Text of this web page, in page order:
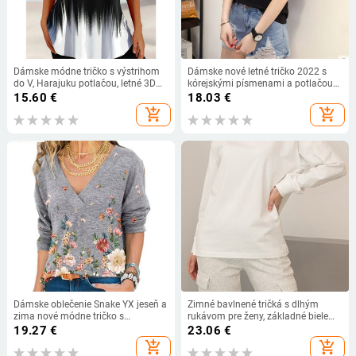
Dámske módne tričko s výstrihom
do V, Harajuku potlačou, letné 3D
tričko s kvetinovým vzorom, voľný
sveter, dámsky ležérny top, veľkosť
5xl
15.60 €
add_shopping_cart
Dámske nové letné tričko 2022 s
kórejskými písmenami a potlačou
Harajuku, duté patchworkové tričko
pre ženy, ležérne biele košele, topy,
veľkosti M-XXL
18.03 €
add_shopping_cart
Dámske oblečenie Snake YX jeseň a
zima nové módne tričko s
kvetinovou potlačou do V, ležérne
voľné tričko s dlhým rukávom a
kvetinovou potlačou, plus veľkosť
19.27 €
add_shopping_cart
Zimné bavlnené tričká s dlhým
rukávom pre ženy, základné biele
topy, nadrozmerné jednofarebné
tričko, jesenné pulóvre, dámske
tričká s dlhým rukávom, voľné
23.06 €
add_shopping_cart